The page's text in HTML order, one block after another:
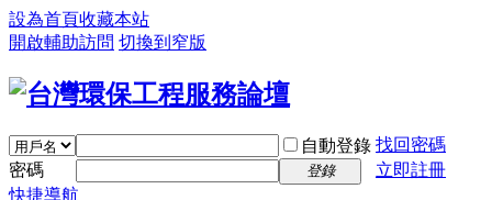
設為首頁收藏本站
開啟輔助訪問 切換到窄版
自動登錄 找回密碼
密碼
登錄
立即註冊
快捷導航